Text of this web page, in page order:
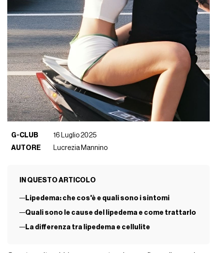
G-CLUB
16 Luglio 2025
AUTORE
Lucrezia Mannino
IN QUESTO ARTICOLO
Lipedema: che cos'è e quali sono i sintomi
Quali sono le cause del lipedema e come trattarlo
La differenza tra lipedema e cellulite